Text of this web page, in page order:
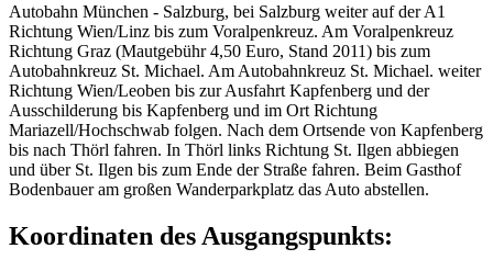
Autobahn München - Salzburg, bei Salzburg weiter auf der A1
Richtung Wien/Linz bis zum Voralpenkreuz. Am Voralpenkreuz
Richtung Graz (Mautgebühr 4,50 Euro, Stand 2011) bis zum
Autobahnkreuz St. Michael. Am Autobahnkreuz St. Michael. weiter
Richtung Wien/Leoben bis zur Ausfahrt Kapfenberg und der
Ausschilderung bis Kapfenberg und im Ort Richtung
Mariazell/Hochschwab folgen. Nach dem Ortsende von Kapfenberg
bis nach Thörl fahren. In Thörl links Richtung St. Ilgen abbiegen
und über St. Ilgen bis zum Ende der Straße fahren. Beim Gasthof
Bodenbauer am großen Wanderparkplatz das Auto abstellen.
Koordinaten des Ausgangspunkts: